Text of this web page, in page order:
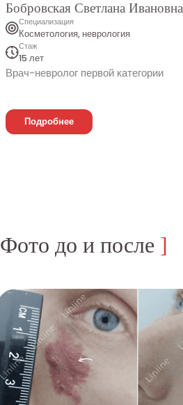
Бобровская Светлана Ивановна
Специализация
Косметология, неврология
Стаж
15 лет
Врач-невролог первой категории
Подробнее
Фото до и после ]